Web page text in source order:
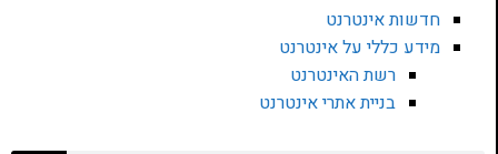
חדשות אינטרנט
מידע כללי על אינטרנט
רשת האינטרנט
בניית אתרי אינטרנט